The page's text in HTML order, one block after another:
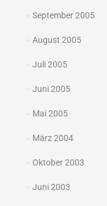
September 2005
August 2005
Juli 2005
Juni 2005
Mai 2005
März 2004
Oktober 2003
Juni 2003